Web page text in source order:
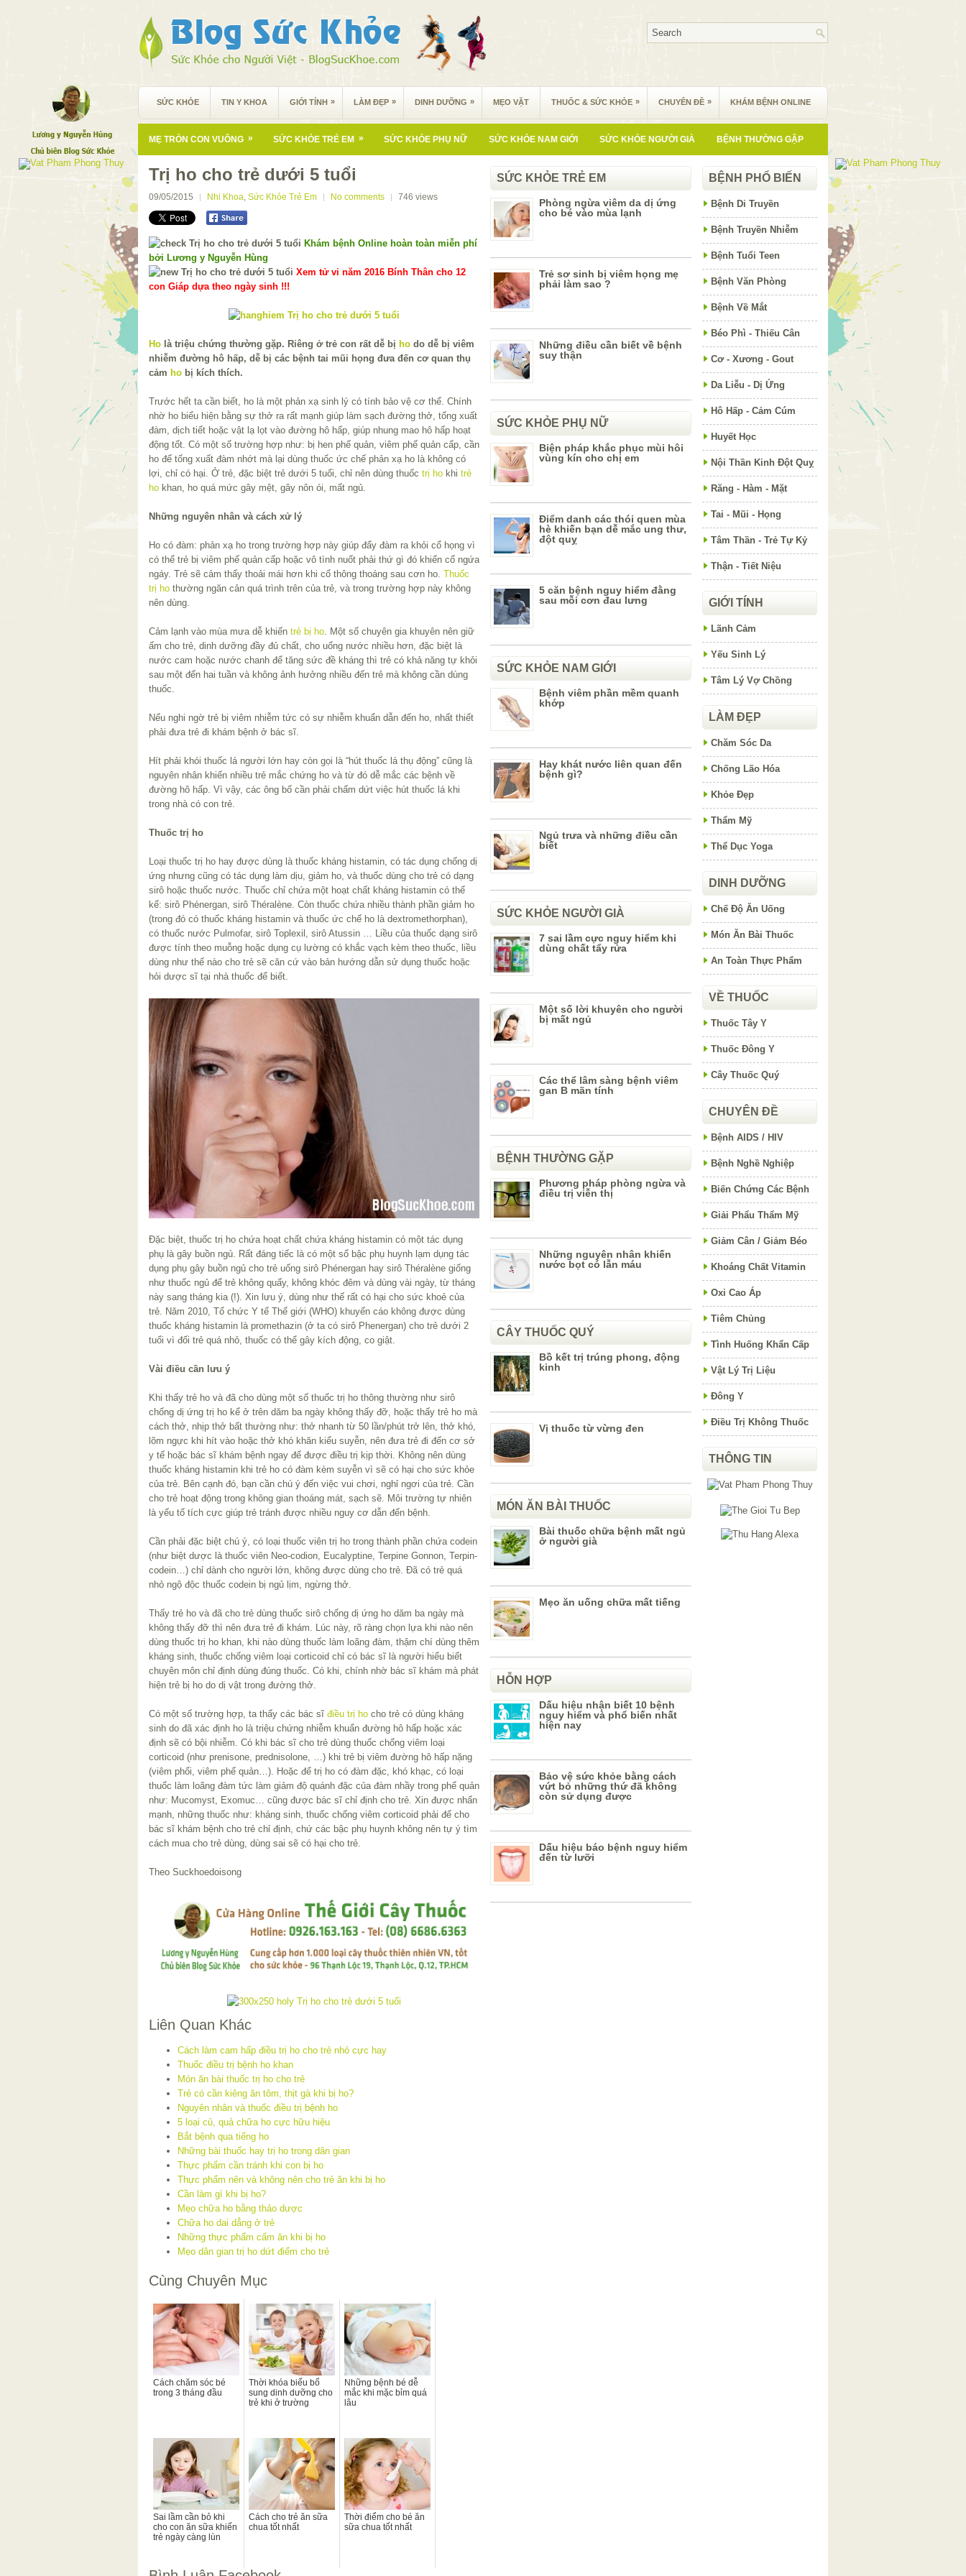
SỨC KHỎE TIN Y KHOA GIỚI TÍNH » LÀM ĐẸP » DINH DƯỠNG » MẸO VẶT THUỐC & SỨC KHỎE » CHUYÊN ĐỀ » KHÁM BỆNH ONLINE
MẸ TRÒN CON VUÔNG » SỨC KHỎE TRẺ EM » SỨC KHỎE PHỤ NỮ SỨC KHỎE NAM GIỚI SỨC KHỎE NGƯỜI GIÀ BỆNH THƯỜNG GẶP
Trị ho cho trẻ dưới 5 tuổi
09/05/2015 Nhi Khoa, Sức Khỏe Trẻ Em No comments 746 views
Khám bệnh Online hoàn toàn miễn phí
bởi Lương y Nguyễn Hùng
Xem tử vi năm 2016 Bính Thân cho 12
con Giáp dựa theo ngày sinh !!!
Ho là triệu chứng thường gặp. Riêng ở trẻ con rất dễ bị ho do dễ bị viêm
nhiễm đường hô hấp, dễ bị các bệnh tai mũi họng đưa đến cơ quan thụ
cảm ho bị kích thích.
Trước hết ta cần biết, ho là một phản xạ sinh lý có tính bảo vệ cơ thể. Chính
nhờ ho biểu hiện bằng sự thở ra rất mạnh giúp làm sạch đường thở, tống xuất
đàm, dịch tiết hoặc vật lạ lọt vào đường hô hấp, giúp nhung mao hô hấp hoạt
động tốt. Có một số trường hợp như: bị hen phế quản, viêm phế quản cấp, cần
ho để tống xuất đàm nhớt mà lại dùng thuốc ức chế phản xạ ho là không có
lợi, chỉ có hại. Ở trẻ, đặc biệt trẻ dưới 5 tuổi, chỉ nên dùng thuốc trị ho khi trẻ
ho khan, ho quá mức gây mệt, gây nôn ói, mất ngủ.
Những nguyên nhân và cách xử lý
Ho có đàm: phản xạ ho trong trường hợp này giúp đẩy đàm ra khỏi cổ họng vì
có thể trẻ bị viêm phế quản cấp hoặc vô tình nuốt phải thứ gì đó khiến cổ ngứa
ngáy. Trẻ sẽ cảm thấy thoải mái hơn khi cổ thông thoáng sau cơn ho. Thuốc
trị ho thường ngăn cản quá trình trên của trẻ, và trong trường hợp này không
nên dùng.
Cảm lạnh vào mùa mưa dễ khiến trẻ bị ho . Một số chuyên gia khuyên nên giữ
ấm cho trẻ, dinh dưỡng đầy đủ chất, cho uống nước nhiều hơn, đặc biệt là
nước cam hoặc nước chanh để tăng sức đề kháng thì trẻ có khả năng tự khỏi
sau một đến hai tuần và không ảnh hưởng nhiều đến trẻ mà không cần dùng
thuốc.
Nếu nghi ngờ trẻ bị viêm nhiễm tức có sự nhiễm khuẩn dẫn đến ho, nhất thiết
phải đưa trẻ đi khám bệnh ở bác sĩ.
Hít phải khói thuốc lá người lớn hay còn gọi là “hút thuốc lá thụ động” cũng là
nguyên nhân khiến nhiều trẻ mắc chứng ho và từ đó dễ mắc các bệnh về
đường hô hấp. Vì vậy, các ông bố cần phải chấm dứt việc hút thuốc lá khi
trong nhà có con trẻ.
Thuốc trị ho
Loại thuốc trị ho hay được dùng là thuốc kháng histamin, có tác dụng chống dị
ứng nhưng cũng có tác dụng làm dịu, giảm ho, và thuốc dùng cho trẻ có dạng
sirô hoặc thuốc nước. Thuốc chỉ chứa một hoạt chất kháng histamin có thể
kể: sirô Phénergan, sirô Théralène. Còn thuốc chứa nhiều thành phần giảm ho
(trong đó có thuốc kháng histamin và thuốc ức chế ho là dextromethorphan),
có thuốc nước Pulmofar, sirô Toplexil, sirô Atussin … Liều của thuốc dạng sirô
được tính theo muỗng hoặc dụng cụ lường có khắc vạch kèm theo thuốc, liều
dùng như thế nào cho trẻ sẽ căn cứ vào bản hướng dẫn sử dụng thuốc hoặc
hỏi dược sĩ tại nhà thuốc để biết.
Đặc biệt, thuốc trị ho chứa hoạt chất chứa kháng histamin có một tác dụng
phụ là gây buồn ngủ. Rất đáng tiếc là có một số bậc phụ huynh lạm dụng tác
dụng phụ gây buồn ngủ cho trẻ uống sirô Phénergan hay sirô Théralène giống
như thuốc ngủ để trẻ không quấy, không khóc đêm và dùng vài ngày, từ tháng
này sang tháng kia (!). Xin lưu ý, dùng như thế rất có hại cho sức khoẻ của
trẻ. Năm 2010, Tổ chức Y tế Thế giới (WHO) khuyến cáo không được dùng
thuốc kháng histamin là promethazin (ở ta có sirô Phenergan) cho trẻ dưới 2
tuổi vì đối trẻ quá nhỏ, thuốc có thể gây kích động, co giật.
Vài điều cần lưu ý
Khi thấy trẻ ho và đã cho dùng một số thuốc trị ho thông thường như sirô
chống dị ứng trị ho kể ở trên dăm ba ngày không thấy đỡ, hoặc thấy trẻ ho mà
cách thở, nhịp thở bất thường như: thở nhanh từ 50 lần/phút trở lên, thở khó,
lõm ngực khi hít vào hoặc thở khó khăn kiểu suyễn, nên đưa trẻ đi đến cơ sở
y tế hoặc bác sĩ khám bệnh ngay để được điều trị kịp thời. Không nên dùng
thuốc kháng histamin khi trẻ ho có đàm kèm suyễn vì sẽ có hại cho sức khỏe
của trẻ. Bên cạnh đó, bạn cần chú ý đến việc vui chơi, nghỉ ngơi của trẻ. Cần
cho trẻ hoạt động trong không gian thoáng mát, sạch sẽ. Môi trường tự nhiên
là yếu tố tích cực giúp trẻ tránh được nhiều nguy cơ dẫn đến bệnh.
Cần phải đặc biệt chú ý, có loại thuốc viên trị ho trong thành phần chứa codein
(như biệt dược là thuốc viên Neo-codion, Eucalyptine, Terpine Gonnon, Terpin-
codein…) chỉ dành cho người lớn, không được dùng cho trẻ. Đã có trẻ quá
nhỏ ngộ độc thuốc codein bị ngủ lịm, ngừng thở.
Thấy trẻ ho và đã cho trẻ dùng thuốc sirô chống dị ứng ho dăm ba ngày mà
không thấy đỡ thì nên đưa trẻ đi khám. Lúc này, rõ ràng chọn lựa khi nào nên
dùng thuốc trị ho khan, khi nào dùng thuốc làm loãng đàm, thậm chí dùng thêm
kháng sinh, thuốc chống viêm loại corticoid chỉ có bác sĩ là người hiểu biết
chuyên môn chỉ định dùng đúng thuốc. Có khi, chính nhờ bác sĩ khám mà phát
hiện trẻ bị ho do dị vật trong đường thở.
Có một số trường hợp, ta thấy các bác sĩ điều trị ho cho trẻ có dùng kháng
sinh do đã xác định ho là triệu chứng nhiễm khuẩn đường hô hấp hoặc xác
định sẽ có bội nhiễm. Có khi bác sĩ cho trẻ dùng thuốc chống viêm loại
corticoid (như prenisone, prednisolone, …) khi trẻ bị viêm đường hô hấp nặng
(viêm phổi, viêm phế quản…). Hoặc để trị ho có đàm đặc, khó khạc, có loại
thuốc làm loãng đàm tức làm giảm độ quánh đặc của đàm nhầy trong phế quản
như: Mucomyst, Exomuc… cũng được bác sĩ chỉ định cho trẻ. Xin được nhấn
mạnh, những thuốc như: kháng sinh, thuốc chống viêm corticoid phải để cho
bác sĩ khám bệnh cho trẻ chỉ định, chứ các bậc phụ huynh không nên tự ý tìm
cách mua cho trẻ dùng, dùng sai sẽ có hại cho trẻ.
Theo Suckhoedoisong
Liên Quan Khác
Cách làm cam hấp điều trị ho cho trẻ nhỏ cực hay
Thuốc điều trị bệnh ho khan
Món ăn bài thuốc trị ho cho trẻ
Trẻ có cần kiêng ăn tôm, thịt gà khi bị ho?
Nguyên nhân và thuốc điều trị bệnh ho
5 loại củ, quả chữa ho cực hữu hiệu
Bắt bệnh qua tiếng ho
Những bài thuốc hay trị ho trong dân gian
Thực phẩm cần tránh khi con bị ho
Thực phẩm nên và không nên cho trẻ ăn khi bị ho
Cần làm gì khi bị ho?
Mẹo chữa ho bằng thảo dược
Chữa ho dai dẳng ở trẻ
Những thực phẩm cấm ăn khi bị ho
Mẹo dân gian trị ho dứt điểm cho trẻ
Cùng Chuyên Mục
Cách chăm sóc bé
trong 3 tháng đầu
Thời khóa biểu bổ
sung dinh dưỡng cho
trẻ khi ở trường
Những bệnh bé dễ
mắc khi mặc bỉm quá
lâu
Sai lầm cần bỏ khi
cho con ăn sữa khiến
trẻ ngày càng lùn
Cách cho trẻ ăn sữa
chua tốt nhất
Thời điểm cho bé ăn
sữa chua tốt nhất
SỨC KHỎE TRẺ EM
Phòng ngừa viêm da dị ứng
cho bé vào mùa lạnh
Trẻ sơ sinh bị viêm họng mẹ
phải làm sao ?
Những điều cần biết về bệnh
suy thận
SỨC KHỎE PHỤ NỮ
Biện pháp khắc phục mùi hôi
vùng kín cho chị em
Điểm danh các thói quen mùa
hè khiến bạn dễ mắc ung thư,
đột quỵ
5 căn bệnh nguy hiểm đằng
sau mỗi cơn đau lưng
SỨC KHỎE NAM GIỚI
Bệnh viêm phần mềm quanh
khớp
Hay khát nước liên quan đến
bệnh gì?
Ngủ trưa và những điều cần
biết
SỨC KHỎE NGƯỜI GIÀ
7 sai lầm cực nguy hiểm khi
dùng chất tẩy rửa
Một số lời khuyên cho người
bị mất ngủ
Các thể lâm sàng bệnh viêm
gan B mãn tính
BỆNH THƯỜNG GẶP
Phương pháp phòng ngừa và
điều trị viễn thị
Những nguyên nhân khiến
nước bọt có lẫn máu
CÂY THUỐC QUÝ
Bồ kết trị trúng phong, động
kinh
Vị thuốc từ vừng đen
MÓN ĂN BÀI THUỐC
Bài thuốc chữa bệnh mất ngủ
ở người già
Mẹo ăn uống chữa mất tiếng
HỖN HỢP
Dấu hiệu nhận biết 10 bệnh
nguy hiểm và phổ biến nhất
hiện nay
Bảo vệ sức khỏe bằng cách
vứt bỏ những thứ đã không
còn sử dụng được
Dấu hiệu báo bệnh nguy hiểm
đến từ lưỡi
BỆNH PHỔ BIẾN
Bệnh Di Truyền
Bệnh Truyền Nhiễm
Bệnh Tuổi Teen
Bệnh Văn Phòng
Bệnh Về Mắt
Béo Phì - Thiếu Cân
Cơ - Xương - Gout
Da Liễu - Dị Ứng
Hô Hấp - Cảm Cúm
Huyết Học
Nội Thần Kinh Đột Quỵ
Răng - Hàm - Mặt
Tai - Mũi - Họng
Tâm Thần - Trẻ Tự Kỷ
Thận - Tiết Niệu
GIỚI TÍNH
Lãnh Cảm
Yếu Sinh Lý
Tâm Lý Vợ Chồng
LÀM ĐẸP
Chăm Sóc Da
Chống Lão Hóa
Khỏe Đẹp
Thẩm Mỹ
Thể Dục Yoga
DINH DƯỠNG
Chế Độ Ăn Uống
Món Ăn Bài Thuốc
An Toàn Thực Phẩm
VỀ THUỐC
Thuốc Tây Y
Thuốc Đông Y
Cây Thuốc Quý
CHUYÊN ĐỀ
Bệnh AIDS / HIV
Bệnh Nghề Nghiệp
Biến Chứng Các Bệnh
Giải Phẩu Thẩm Mỹ
Giảm Cân / Giảm Béo
Khoáng Chất Vitamin
Oxi Cao Áp
Tiêm Chủng
Tình Huống Khẩn Cấp
Vật Lý Trị Liệu
Đông Y
Điều Trị Không Thuốc
THÔNG TIN